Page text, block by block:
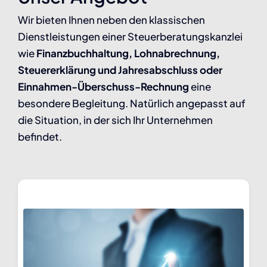
Wir bieten Ihnen neben den klassischen
Dienstleistungen einer Steuerberatungskanzlei
wieFinanzbuchhaltung, Lohnabrechnung,
Steuererklärung und Jahresabschluss oder
Einnahmen-Überschuss-Rechnungeine
besondere Begleitung. Natürlich angepasst auf
die Situation, in der sich Ihr Unternehmen
befindet.